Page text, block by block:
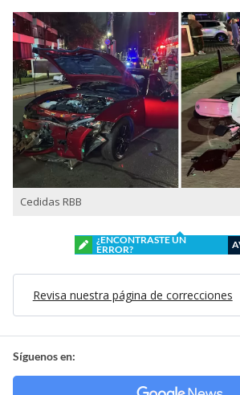
Cedidas RBB
¿ENCONTRASTE UN
ERROR?
Revisa nuestra página de correcciones
Síguenos en: